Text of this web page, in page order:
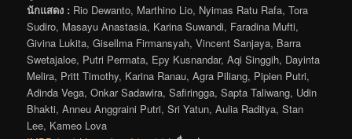
นักแสดง : Rio Dewanto, Marthino Lio, Nyimas Ratu Rafa, Tora
Sudiro, Masayu Anastasia, Karina Suwandi, Faradina Mufti,
Givina Lukita, Gisellma Firmansyah, Vincent Sanjaya, Barra
Swetajaloe, Putri Permata, Epy Kusnandar, Aqi Singgih, Dayinta
Melira, Pritt Timothy, Karina Ranau, Agra Piliang, Pipien Putri,
Adinda Vega, Onkar Sadawira, Safiringga, Sapta Taliwang, Udin
Bhakti, Anneu Anggraini Putri, Sri Yatun, Aulia Raditya, Stan
Lee, Kameo Lova